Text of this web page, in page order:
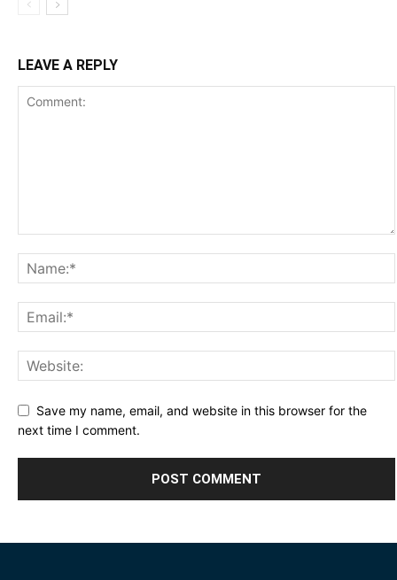
LEAVE A REPLY
Save my name, email, and website in this browser for the
next time I comment.